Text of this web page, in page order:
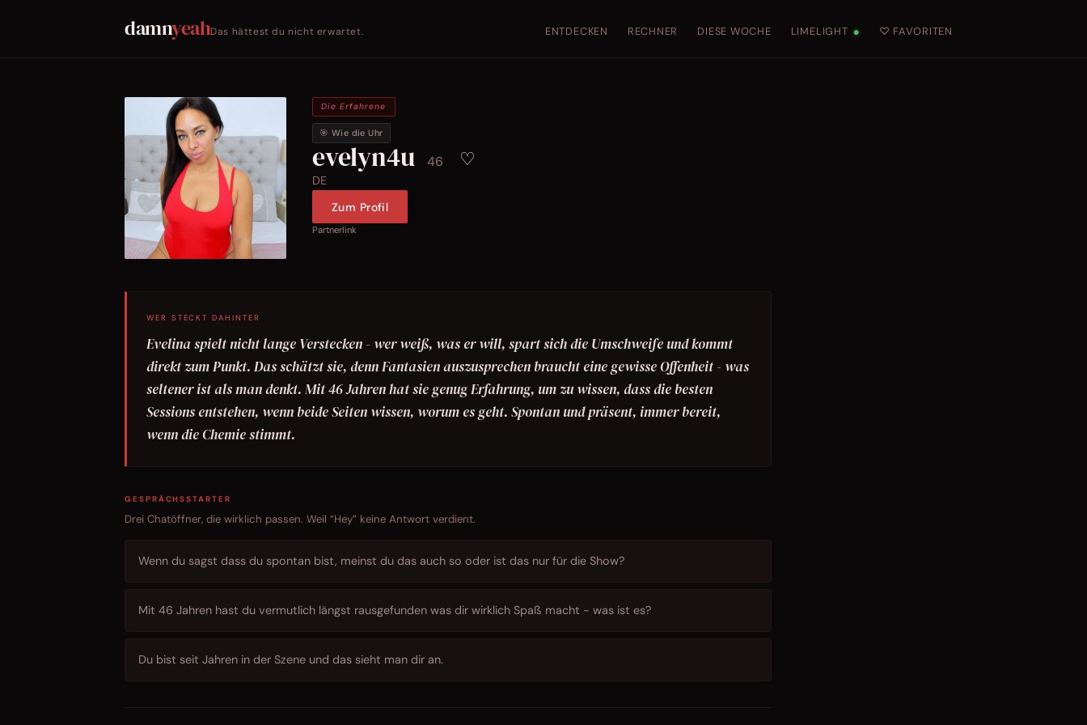
damnyeahDas hättest du nicht erwartet. ENTDECKEN RECHNER DIESE WOCHE LIMELIGHT ● ♡ FAVORITEN
Die Erfahrene
🎯 Wie die Uhr
evelyn4u 46 ♡
DE
Zum Profil
Partnerlink
WER STECKT DAHINTER
Evelina spielt nicht lange Verstecken - wer weiß, was er will, spart sich die Umschweife und kommt
direkt zum Punkt. Das schätzt sie, denn Fantasien auszusprechen braucht eine gewisse Offenheit - was
seltener ist als man denkt. Mit 46 Jahren hat sie genug Erfahrung, um zu wissen, dass die besten
Sessions entstehen, wenn beide Seiten wissen, worum es geht. Spontan und präsent, immer bereit,
wenn die Chemie stimmt.
GESPRÄCHSSTARTER
Drei Chatöffner, die wirklich passen. Weil “Hey” keine Antwort verdient.
Wenn du sagst dass du spontan bist, meinst du das auch so oder ist das nur für die Show?
Mit 46 Jahren hast du vermutlich längst rausgefunden was dir wirklich Spaß macht - was ist es?
Du bist seit Jahren in der Szene und das sieht man dir an.